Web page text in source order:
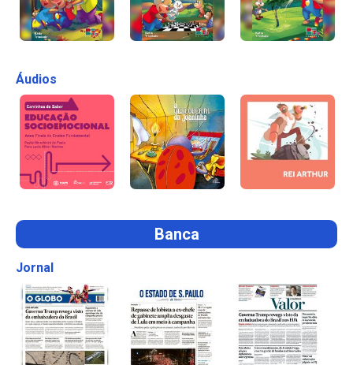
Áudios
Banca
Jornal